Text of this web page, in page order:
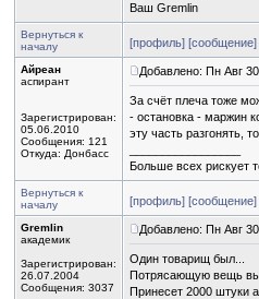
Ваш Gremlin
Вернуться к
началу
[профиль] [сообщение]
Айреан
аспирант
Зарегистрирован:
05.06.2010
Сообщения: 121
Откуда: Донбасс
Добавлено: Пн Авг
За счёт плеча тоже
- остановка - маржин
эту часть разгонять,
Больше всех рискует
Вернуться к
началу
[профиль] [сообщение]
Gremlin
академик
Зарегистрирован:
26.07.2004
Сообщения: 3037
Добавлено: Пн Авг
Один товарищ был...
Потрясающую вещь
Принесет 2000 штуки